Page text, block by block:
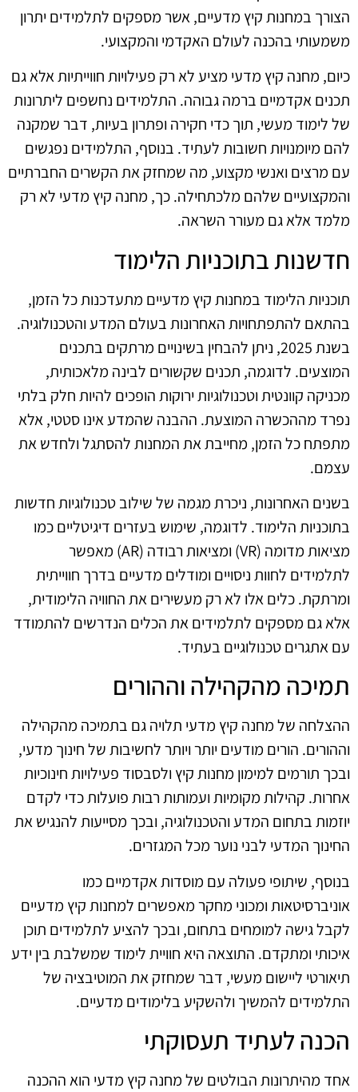
הצורך במחנות קיץ מדעיים, אשר מספקים לתלמידים יתרון
משמעותי בהכנה לעולם האקדמי והמקצועי.
כיום, מחנה קיץ מדעי מציע לא רק פעילויות חווייתיות אלא גם
תכנים אקדמיים ברמה גבוהה. התלמידים נחשפים ליתרונות
של לימוד מעשי, תוך כדי חקירה ופתרון בעיות, דבר שמקנה
להם מיומנויות חשובות לעתיד. בנוסף, התלמידים נפגשים
עם מרצים ואנשי מקצוע, מה שמחזק את הקשרים החברתיים
והמקצועיים שלהם מלכתחילה. כך, מחנה קיץ מדעי לא רק
מלמד אלא גם מעורר השראה.
חדשנות בתוכניות הלימוד
תוכניות הלימוד במחנות קיץ מדעיים מתעדכנות כל הזמן,
בהתאם להתפתחויות האחרונות בעולם המדע והטכנולוגיה.
בשנת 2025, ניתן להבחין בשינויים מרתקים בתכנים
המוצעים. לדוגמה, תכנים שקשורים לבינה מלאכותית,
מכניקה קוונטית וטכנולוגיות ירוקות הופכים להיות חלק בלתי
נפרד מההכשרה המוצעת. ההבנה שהמדע אינו סטטי, אלא
מתפתח כל הזמן, מחייבת את המחנות להסתגל ולחדש את
עצמם.
בשנים האחרונות, ניכרת מגמה של שילוב טכנולוגיות חדשות
בתוכניות הלימוד. לדוגמה, שימוש בעזרים דיגיטליים כמו
מציאות מדומה (VR) ומציאות רבודה (AR) מאפשר
לתלמידים לחוות ניסויים ומודלים מדעיים בדרך חווייתית
ומרתקת. כלים אלו לא רק מעשירים את החוויה הלימודית,
אלא גם מספקים לתלמידים את הכלים הנדרשים להתמודד
עם אתגרים טכנולוגיים בעתיד.
תמיכה מהקהילה וההורים
ההצלחה של מחנה קיץ מדעי תלויה גם בתמיכה מהקהילה
וההורים. הורים מודעים יותר ויותר לחשיבות של חינוך מדעי,
ובכך תורמים למימון מחנות קיץ ולסבסוד פעילויות חינוכיות
אחרות. קהילות מקומיות ועמותות רבות פועלות כדי לקדם
יוזמות בתחום המדע והטכנולוגיה, ובכך מסייעות להנגיש את
החינוך המדעי לבני נוער מכל המגזרים.
בנוסף, שיתופי פעולה עם מוסדות אקדמיים כמו
אוניברסיטאות ומכוני מחקר מאפשרים למחנות קיץ מדעיים
לקבל גישה למומחים בתחום, ובכך להציע לתלמידים תוכן
איכותי ומתקדם. התוצאה היא חוויית לימוד שמשלבת בין ידע
תיאורטי ליישום מעשי, דבר שמחזק את המוטיבציה של
התלמידים להמשיך ולהשקיע בלימודים מדעיים.
הכנה לעתיד תעסוקתי
אחד מהיתרונות הבולטים של מחנה קיץ מדעי הוא ההכנה